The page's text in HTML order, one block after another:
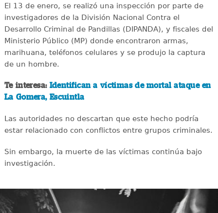
El 13 de enero, se realizó una inspección por parte de
investigadores de la División Nacional Contra el
Desarrollo Criminal de Pandillas (DIPANDA), y fiscales del
Ministerio Público (MP) donde encontraron armas,
marihuana, teléfonos celulares y se produjo la captura
de un hombre.
Te interesa: Identifican a víctimas de mortal ataque en
La Gomera, Escuintla
Las autoridades no descartan que este hecho podría
estar relacionado con conflictos entre grupos criminales.
Sin embargo, la muerte de las víctimas continúa bajo
investigación.